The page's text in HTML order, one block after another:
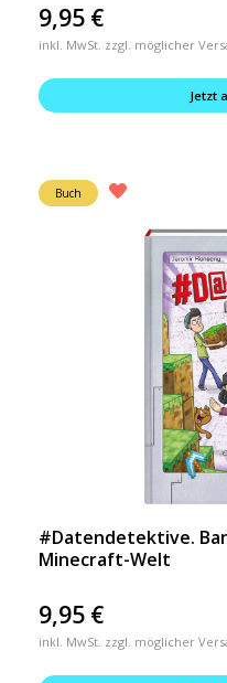
9,95 €
inkl. MwSt. zzgl. möglicher
Jetzt
Buch
#Datendetektive.
Minecraft-Welt
9,95 €
inkl. MwSt. zzgl. möglicher